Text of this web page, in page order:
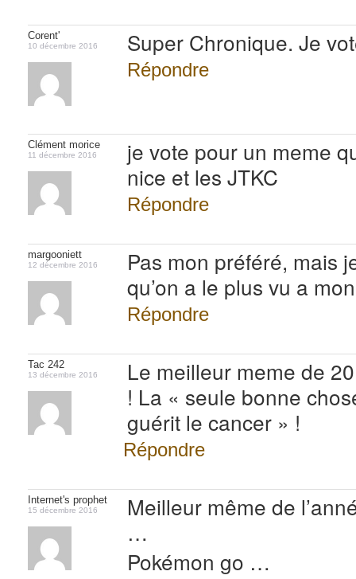
Corent'
10 décembre 2016 Super Chronique. Je
Répondre
Clément morice
11 décembre 2016
je vote pour un meme
nice et les JTKC
Répondre
margooniett
12 décembre 2016
Pas mon préféré, mais
qu’on a le plus vu a
Répondre
Tac 242
13 décembre 2016
Le meilleur meme de
! La « seule bonne
guérit le cancer » !
Répondre
Internet's prophet
15 décembre 2016
Meilleur même de
…
Pokémon go …